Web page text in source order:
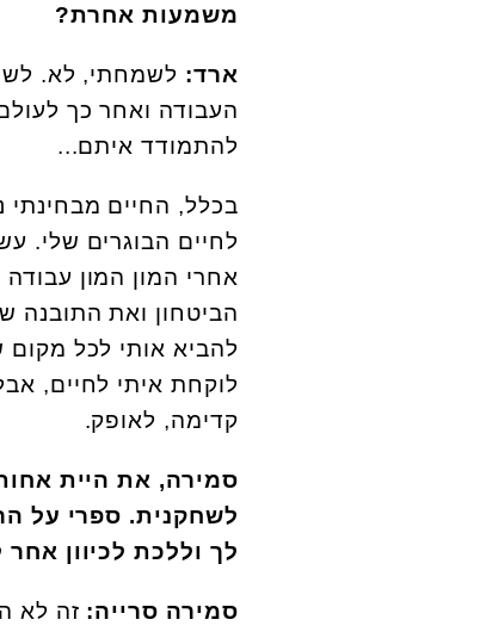
משמעות אחרת?
ארד: לשמחתי, לא.
העבודה ואחר כך
להתמודד איתם...
בכלל, החיים
אחרי המון המון
הביטחון ואת התובנה
להביא אותי לכל מקום
לוקחת איתי לחיים,
קדימה, לאופק.
סמירה, את היית
לשחקנית. ספרי על
לך וללכת לכיוון אחר
סמירה סרייה: זה לא